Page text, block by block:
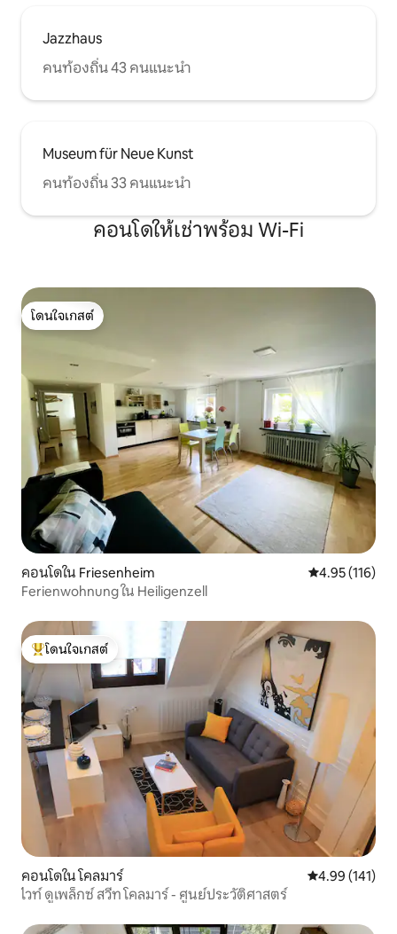
Jazzhaus
คนท้องถิ่น 43 คนแนะนำ
Museum für Neue Kunst
คนท้องถิ่น 33 คนแนะนำ
คอนโดให้เช่าพร้อม Wi-Fi
โดนใจเกสต์
โดนใจเกสต์
คอนโดใน Friesenheim คะแนนเฉลี่ย
4.95 (116)
Ferienwohnung ใน Heiligenzell
โดนใจเกสต์ที่สุด
โดนใจเกสต์
คอนโดใน โคลมาร์ คะแนนเฉลี่ย
4.99 (141)
ไวท์ ดูเพล็กซ์ สวีท โคลมาร์ - ศูนย์ประวัติศาสตร์